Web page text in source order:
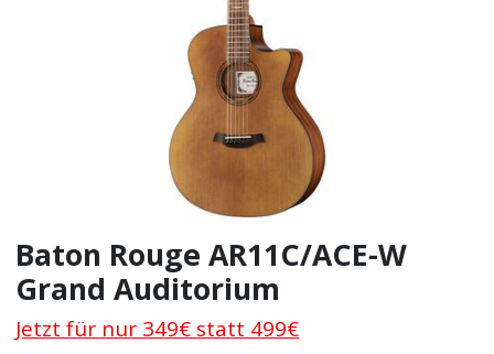
Baton Rouge AR11C/ACE-W
Grand Auditorium
Jetzt für nur 349€ statt 499€